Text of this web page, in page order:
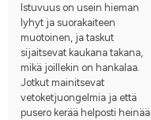
Istuvuus on usein hieman
lyhyt ja suorakaiteen
muotoinen, ja taskut
sijaitsevat kaukana takana,
mikä joillekin on hankalaa.
Jotkut mainitsevat
vetoketjuongelmia ja että
pusero kerää helposti heinää